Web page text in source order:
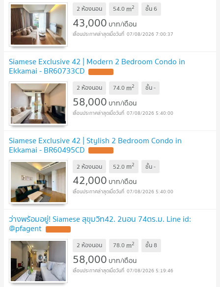
2 ห้องนอน 54.0 m2 ชั้น6
43,000 บาท/เดือน
07/08/2026 7:00:37
Siamese Exclusive 42 | Modern 2 Bedroom Condo in
Ekkamai - BR60733CD
2 ห้องนอน 74.0 m2 ชั้น-
58,000 บาท/เดือน
07/08/2026 5:40:00
Siamese Exclusive 42 | Stylish 2 Bedroom Condo in
Ekkamai - BR60495CD
2 ห้องนอน 52.0 m2 ชั้น-
42,000 บาท/เดือน
07/08/2026 5:40:00
ว่างพร้อมอยู่! Siamese สุขุมวิท42. 2นอน 74ตร.ม. Line id:
@pfagent
2 ห้องนอน 78.0 m2 ชั้น8
58,000 บาท/เดือน
07/08/2026 5:19:46